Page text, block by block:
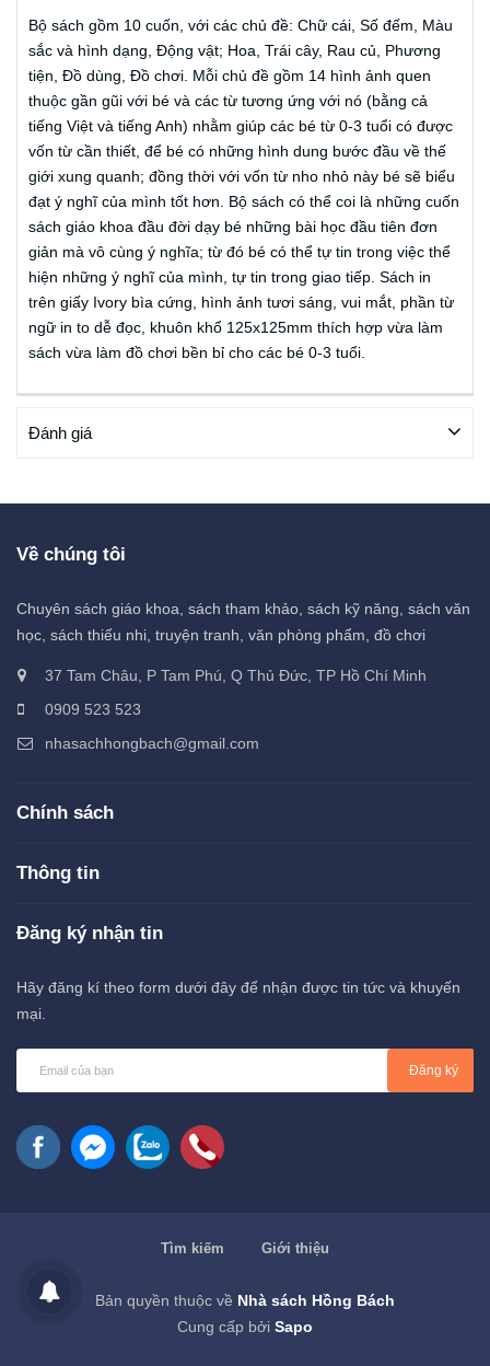
Bộ sách gồm 10 cuốn, với các chủ đề: Chữ cái, Số đếm, Màu
sắc và hình dạng, Động vật; Hoa, Trái cây, Rau củ, Phương
tiện, Đồ dùng, Đồ chơi. Mỗi chủ đề gồm 14 hình ảnh quen
thuộc gần gũi với bé và các từ tương ứng với nó (bằng cả
tiếng Việt và tiếng Anh) nhằm giúp các bé từ 0-3 tuổi có được
vốn từ cần thiết, để bé có những hình dung bước đầu về thế
giới xung quanh; đồng thời với vốn từ nho nhỏ này bé sẽ biểu
đạt ý nghĩ của mình tốt hơn. Bộ sách có thể coi là những cuốn
sách giáo khoa đầu đời dạy bé những bài học đầu tiên đơn
giản mà vô cùng ý nghĩa; từ đó bé có thể tự tin trong việc thể
hiện những ý nghĩ của mình, tự tin trong giao tiếp. Sách in
trên giấy Ivory bìa cứng, hình ảnh tươi sáng, vui mắt, phần từ
ngữ in to dễ đọc, khuôn khổ 125x125mm thích hợp vừa làm
sách vừa làm đồ chơi bền bỉ cho các bé 0-3 tuổi.
Đánh giá
Về chúng tôi
Chuyên sách giáo khoa, sách tham khảo, sách kỹ năng, sách văn
học, sách thiếu nhi, truyện tranh, văn phòng phẩm, đồ chơi
37 Tam Châu, P Tam Phú, Q Thủ Đức, TP Hồ Chí Minh
0909 523 523
nhasachhongbach@gmail.com
Chính sách
Thông tin
Đăng ký nhận tin
Hãy đăng kí theo form dưới đây để nhận được tin tức và khuyến
mại.
Đăng ký
Tìm kiếm Giới thiệu
Bản quyền thuộc về Nhà sách Hồng Bách
Cung cấp bởi Sapo